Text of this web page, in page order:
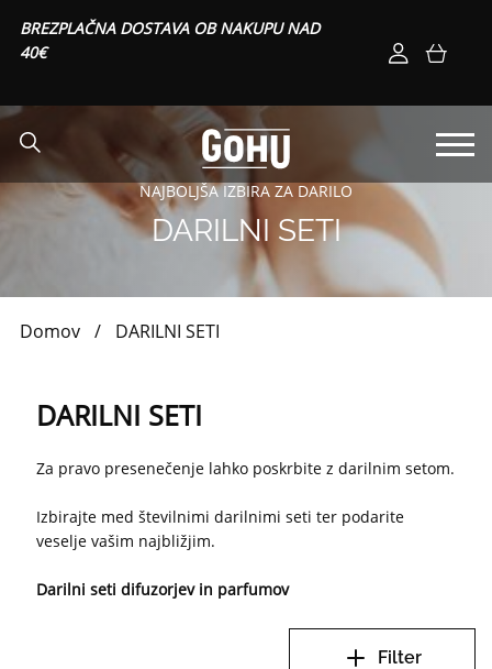
BREZPLAČNA DOSTAVA OB NAKUPU NAD
40€
NAJBOLJŠA IZBIRA ZA DARILO
DARILNI SETI
Domov / DARILNI SETI
DARILNI SETI
Za pravo presenečenje lahko poskrbite z darilnim setom.
Izbirajte med številnimi darilnimi seti ter podarite
veselje vašim najbližjim.
Darilni seti difuzorjev in parfumov
Filter